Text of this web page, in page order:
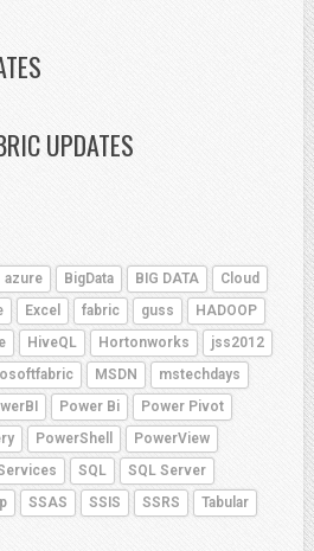
UPDATES
azure BigData BIG DATA
Cloud
Excel fabric guss
HADOOP
HiveQL Hortonworks
jss2012
MSDN
mstechdays
Power Bi
Power Pivot
PowerShell
PowerView
SQL
SQL Server
SSAS SSIS SSRS
Tabular